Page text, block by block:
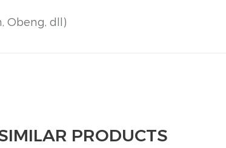
Obeng, dll)
PRODUCTS